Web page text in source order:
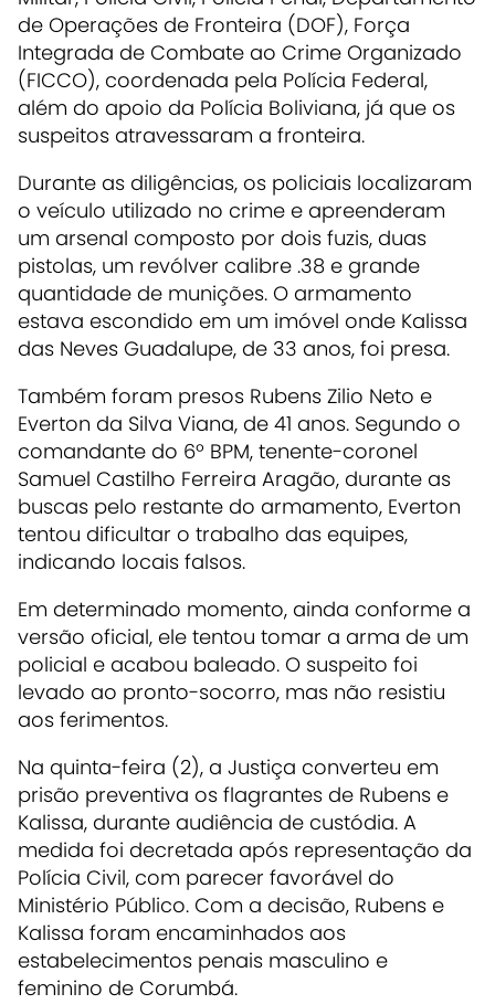
de Operações de Fronteira (DOF), Força
Integrada de Combate ao Crime Organizado
(FICCO), coordenada pela Polícia Federal,
além do apoio da Polícia Boliviana, já que os
suspeitos atravessaram a fronteira.
Durante as diligências, os policiais localizaram
o veículo utilizado no crime e apreenderam
um arsenal composto por dois fuzis, duas
pistolas, um revólver calibre .38 e grande
quantidade de munições. O armamento
estava escondido em um imóvel onde Kalissa
das Neves Guadalupe, de 33 anos, foi presa.
Também foram presos Rubens Zilio Neto e
Everton da Silva Viana, de 41 anos. Segundo o
comandante do 6º BPM, tenente-coronel
Samuel Castilho Ferreira Aragão, durante as
buscas pelo restante do armamento, Everton
tentou dificultar o trabalho das equipes,
indicando locais falsos.
Em determinado momento, ainda conforme a
versão oficial, ele tentou tomar a arma de um
policial e acabou baleado. O suspeito foi
levado ao pronto-socorro, mas não resistiu
aos ferimentos.
Na quinta-feira (2), a Justiça converteu em
prisão preventiva os flagrantes de Rubens e
Kalissa, durante audiência de custódia. A
medida foi decretada após representação da
Polícia Civil, com parecer favorável do
Ministério Público. Com a decisão, Rubens e
Kalissa foram encaminhados aos
estabelecimentos penais masculino e
feminino de Corumbá.